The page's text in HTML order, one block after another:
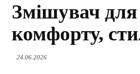
Змішувач
комфорту,
24.06.2026